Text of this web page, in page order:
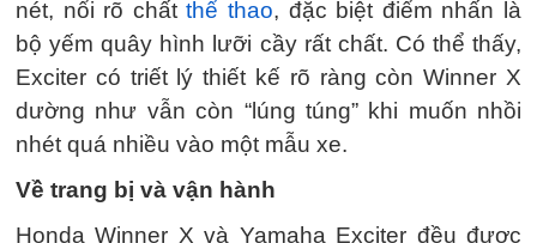
nét, nổi rõ chấtthể thao, đặc biệt điểm nhấn là
bộ yếm quây hình lưỡi cầy rất chất. Có thể thấy,
Exciter có triết lý thiết kế rõ ràng còn Winner X
dường như vẫn còn “lúng túng” khi muốn nhồi
nhét quá nhiều vào một mẫu xe.
Về trang bị và vận hành
Honda Winner X và Yamaha Exciter đều được